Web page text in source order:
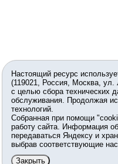
Настоящий ресурс
(119021, Россия, Москва,
с целью сбора технических
обслуживания. Продолжая
технологий.
Собранная при помощи
работу сайта. Информация
передаваться Яндексу и
выбрав соответствующие
Закрыть